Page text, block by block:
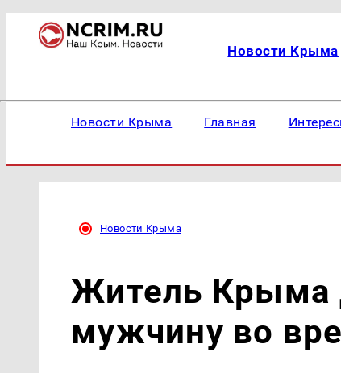
Новости Крыма
Новости Крыма Главная
Новости Крыма
Житель Крыма
мужчину во